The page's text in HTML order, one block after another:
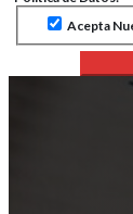
Acepta